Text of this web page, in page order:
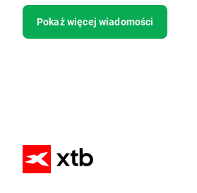
Pokaż więcej wiadomości